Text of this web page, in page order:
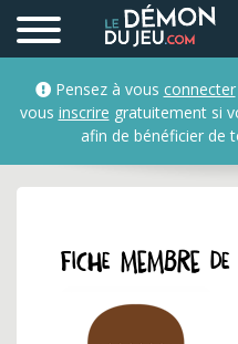
Profil et
Pensez à vous connecter
vous inscrire gratuitement si
afin de bénéficier de
Fiche membre